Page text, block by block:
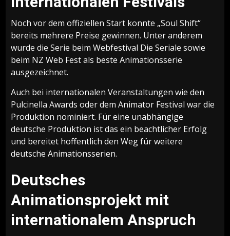
Noch vor dem offiziellen Start konnte „Soul Shift“
bereits mehrere Preise gewinnen. Unter anderem
wurde die Serie beim Webfestival Die Seriale sowie
beim NZ Web Fest als beste Animationsserie
ausgezeichnet.
Auch bei internationalen Veranstaltungen wie den
Pulcinella Awards oder dem Animator Festival war die
Produktion nominiert. Für eine unabhängige
deutsche Produktion ist das ein beachtlicher Erfolg
und bereitet hoffentlich den Weg für weitere
deutsche Animationsserien.
Deutsches
Animationsprojekt mit
internationalem Anspruch